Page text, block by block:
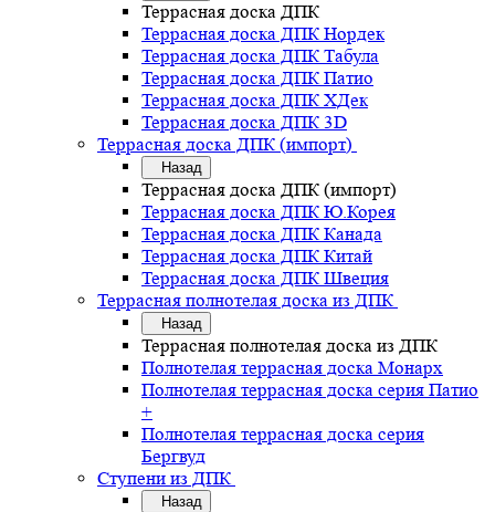
Террасная доска ДПК
Террасная доска ДПК Нордек
Террасная доска ДПК Табула
Террасная доска ДПК Патио
Террасная доска ДПК ХДек
Террасная доска ДПК 3D
Террасная доска ДПК (импорт)
Назад
Террасная доска ДПК (импорт)
Террасная доска ДПК Ю.Корея
Террасная доска ДПК Канада
Террасная доска ДПК Китай
Террасная доска ДПК Швеция
Террасная полнотелая доска из ДПК
Назад
Террасная полнотелая доска из ДПК
Полнотелая террасная доска Монарх
Полнотелая террасная доска серия Патио
+
Полнотелая террасная доска серия
Бергвуд
Ступени из ДПК
Назад